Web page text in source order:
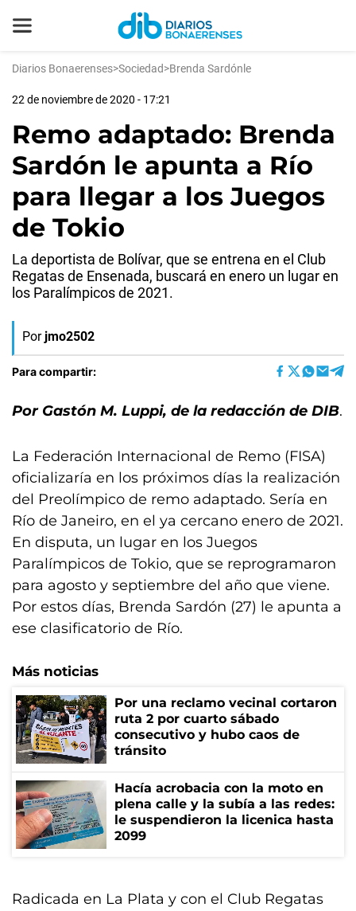
Diarios Bonaerenses>Sociedad>Brenda Sardónle
22 de noviembre de 2020 - 17:21
Remo adaptado: Brenda
Sardón le apunta a Río
para llegar a los Juegos
de Tokio
La deportista de Bolívar, que se entrena en el Club
Regatas de Ensenada, buscará en enero un lugar en
los Paralímpicos de 2021.
Por jmo2502
Para compartir:
Por Gastón M. Luppi, de la redacción de DIB.
La Federación Internacional de Remo (FISA)
oficializaría en los próximos días la realización
del Preolímpico de remo adaptado. Sería en
Río de Janeiro, en el ya cercano enero de 2021.
En disputa, un lugar en los Juegos
Paralímpicos de Tokio, que se reprogramaron
para agosto y septiembre del año que viene.
Por estos días, Brenda Sardón (27) le apunta a
ese clasificatorio de Río.
Más noticias
Por una reclamo vecinal cortaron
ruta 2 por cuarto sábado
consecutivo y hubo caos de
tránsito
Hacía acrobacia con la moto en
plena calle y la subía a las redes:
le suspendieron la licenica hasta
2099
Radicada en La Plata y con el Club Regatas